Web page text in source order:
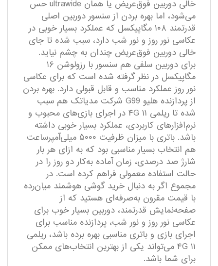
خالی دوربین فوق‌عریض یا همان ultrawide حس
می‌شود، اما بهره بردن از سنسور دوربین اصلی
قدرتمند ۱۰۸ مگاپیکسل که عملکرد بسیار خوبی در
عکاسی نور روز و نور شب دارد، سبب شده تا جای
خالی دوربین فوق‌عریض چندان به چشم نیاید.
برای دوربین سلفی هم سنسور با رزولوشن ۱۶
مگاپیکسل در نظر گرفته شده است که برای عکاسی
نور روز عملکرد مناسب و قابل قبولی دارد. بهره بردن
از پردازنده هلیو G99 شرکت مدیاتک هم سبب
شده تا ریلمی ۱۱ ۴G در اجرای بازی‌های محبوب و
نرم‌افزار‌های کاربردی، عملکرد بسیار خوبی داشته
باشد. باتری با میزان ظرفیت ۵۰۰۰ میلی‌آمپرساعت
هم انتخاب بسیار مناسبی بود که به ازای هر بار
شارژ صد درصدی، زمان آماده به‌کار دو روز را در
حالت استفاده معمولی فراهم کرده است. در
مجموع اگر به دنبال خرید گوشی هوشمند میان‌رده
با قیمت مقرون به‌صرفه‌ای هستید که از
صفحه‌نمایش قدرتمند، دوربین بسیار خوب برای
عکاسی نور روز و نور شب، پردازنده مناسب برای
اجرای بازی و باتری مناسبی بهره برده باشد، ریلمی
۱۱ ۴G می‌تواند یکی از بهترین انتخاب‌های ممکن
برای شما باشد.